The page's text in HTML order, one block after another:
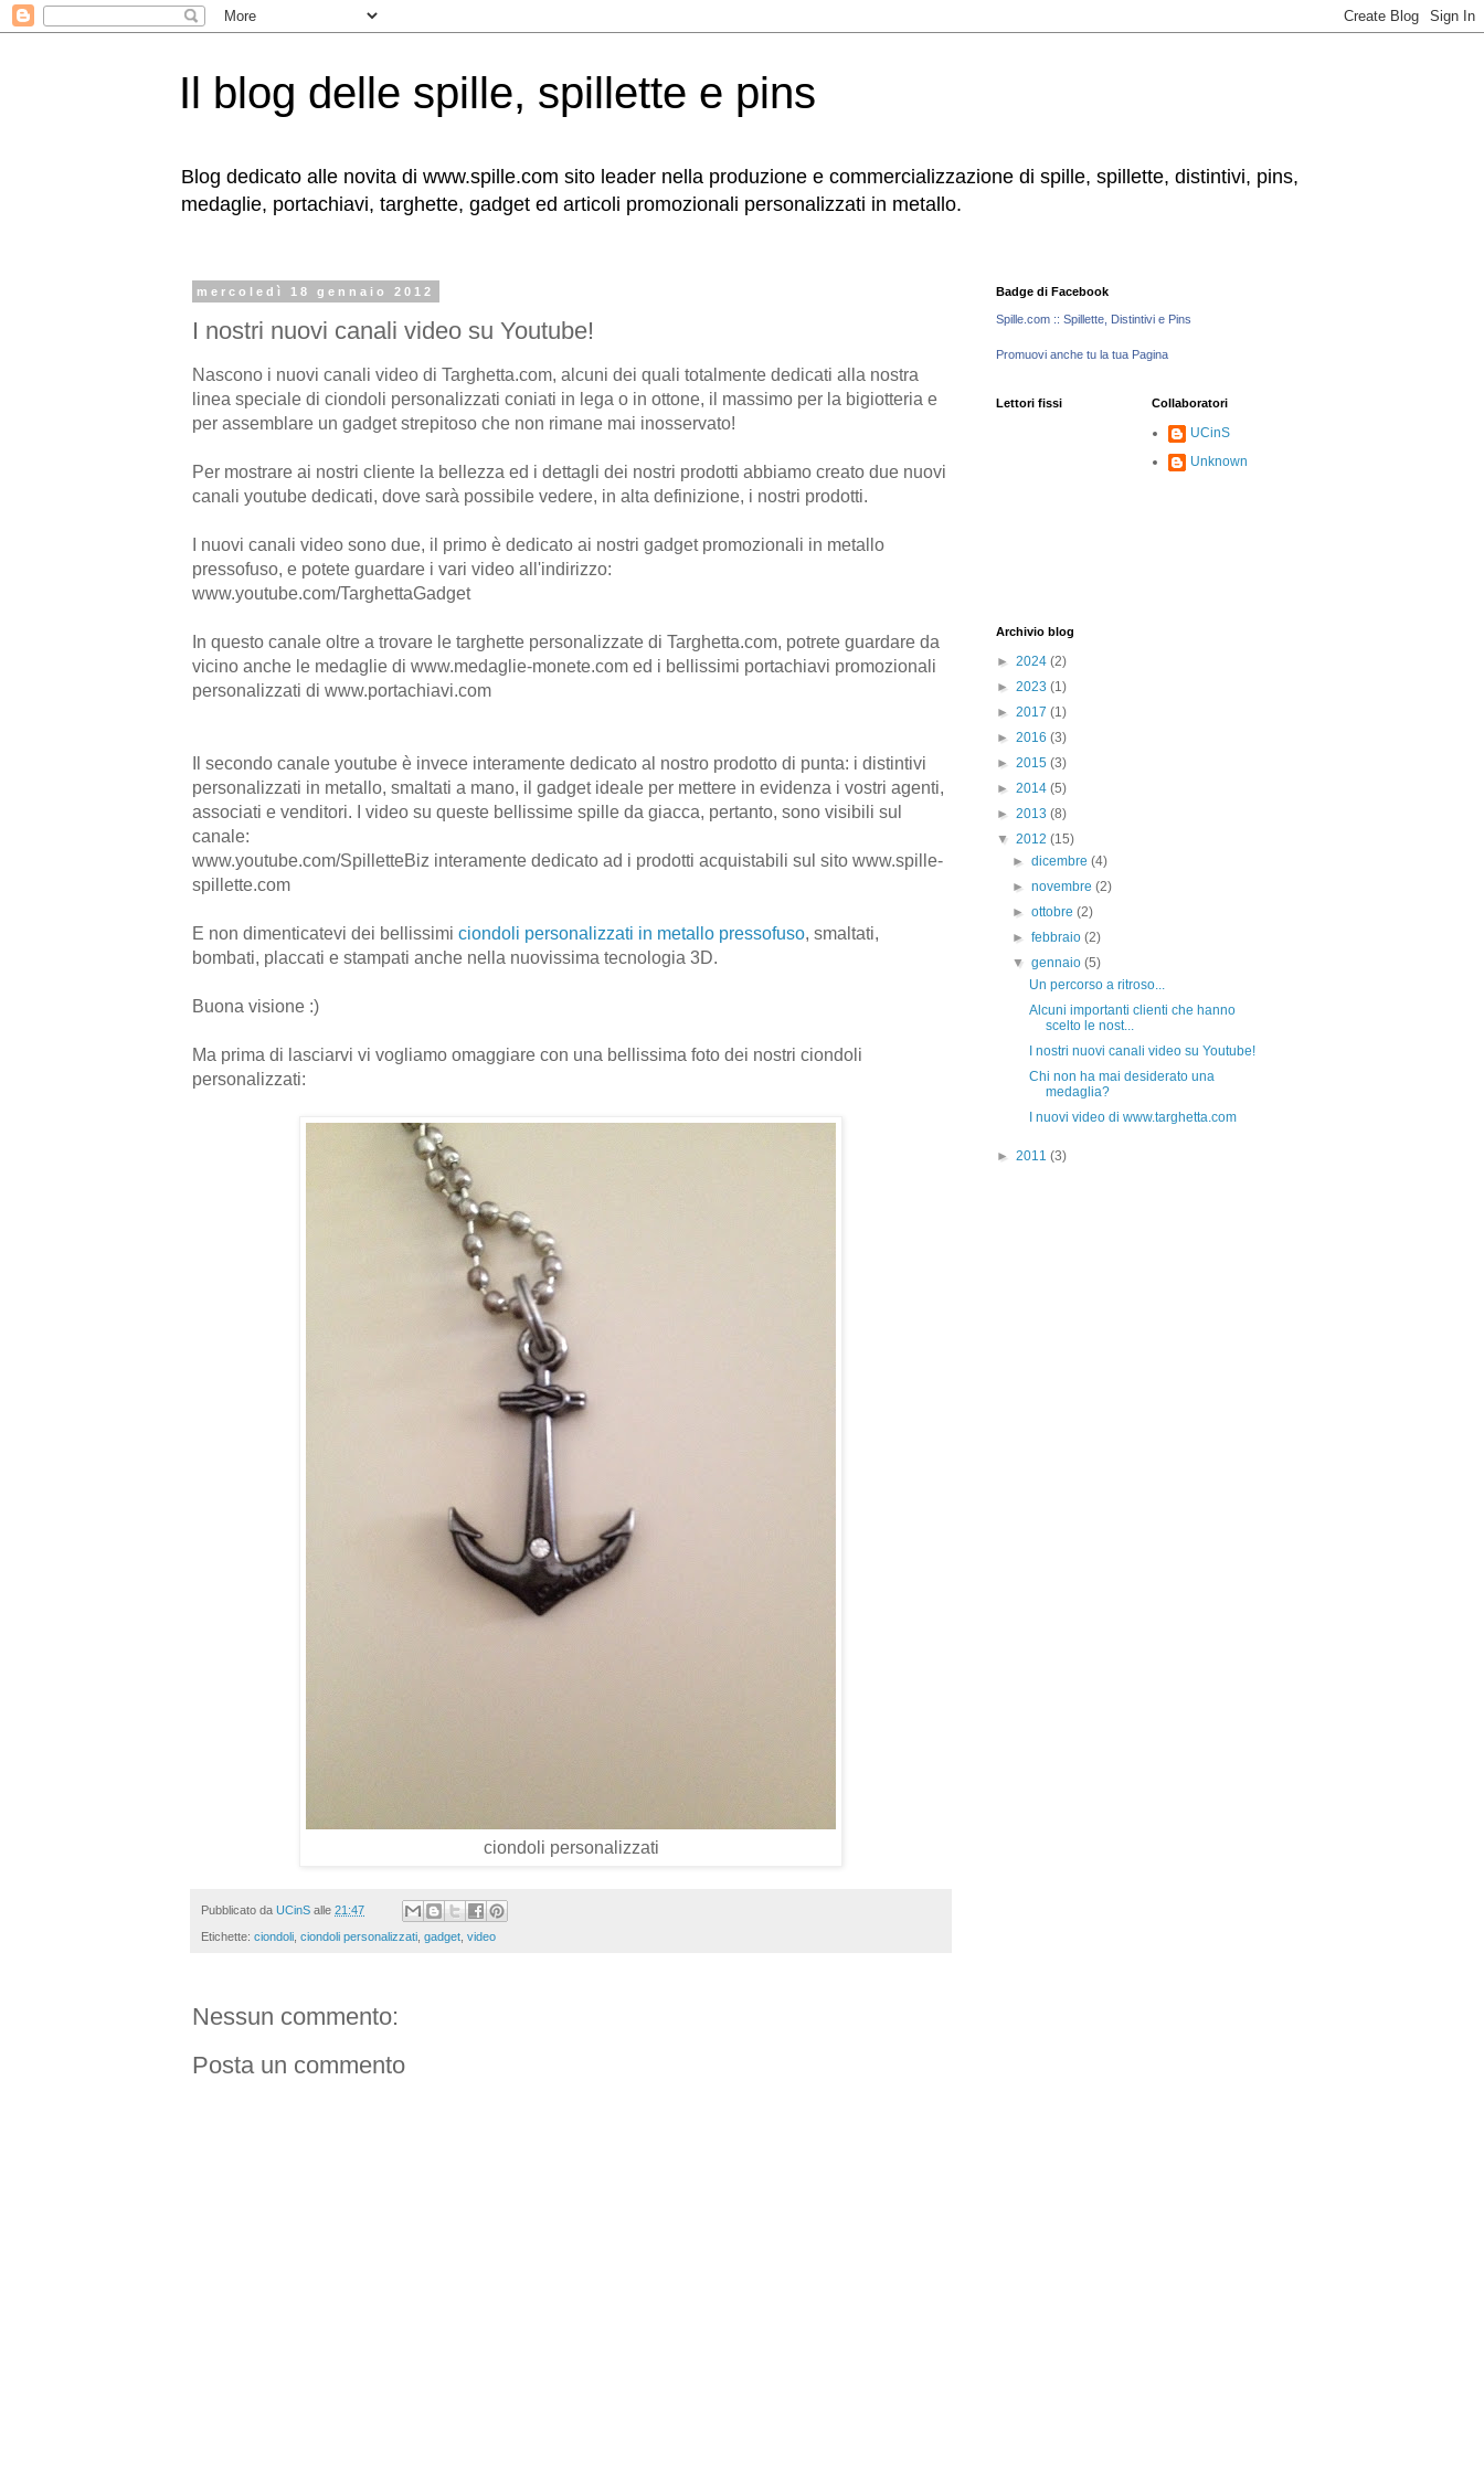
Il blog delle spille, spillette e pins
Blog dedicato alle novita di www.spille.com sito leader nella produzione e commercializzazione di spille, spillette, distintivi, pins,
medaglie, portachiavi, targhette, gadget ed articoli promozionali personalizzati in metallo.
mercoledì 18 gennaio 2012
I nostri nuovi canali video su Youtube!
Nascono i nuovi canali video di Targhetta.com, alcuni dei quali totalmente dedicati alla nostra
linea speciale di ciondoli personalizzati coniati in lega o in ottone, il massimo per la bigiotteria e
per assemblare un gadget strepitoso che non rimane mai inosservato!
Per mostrare ai nostri cliente la bellezza ed i dettagli dei nostri prodotti abbiamo creato due nuovi
canali youtube dedicati, dove sarà possibile vedere, in alta definizione, i nostri prodotti.
I nuovi canali video sono due, il primo è dedicato ai nostri gadget promozionali in metallo
pressofuso, e potete guardare i vari video all'indirizzo:
www.youtube.com/TarghettaGadget
In questo canale oltre a trovare le targhette personalizzate di Targhetta.com, potrete guardare da
vicino anche le medaglie di www.medaglie-monete.com ed i bellissimi portachiavi promozionali
personalizzati di www.portachiavi.com
Il secondo canale youtube è invece interamente dedicato al nostro prodotto di punta: i distintivi
personalizzati in metallo, smaltati a mano, il gadget ideale per mettere in evidenza i vostri agenti,
associati e venditori. I video su queste bellissime spille da giacca, pertanto, sono visibili sul
canale:
www.youtube.com/SpilletteBiz interamente dedicato ad i prodotti acquistabili sul sito www.spille-
spillette.com
E non dimenticatevi dei bellissimi ciondoli personalizzati in metallo pressofuso, smaltati,
bombati, placcati e stampati anche nella nuovissima tecnologia 3D.
Buona visione :)
Ma prima di lasciarvi vi vogliamo omaggiare con una bellissima foto dei nostri ciondoli
personalizzati:
ciondoli personalizzati
Pubblicato da UCinS alle 21:47
Etichette: ciondoli ciondoli personalizzati gadget video
Nessun commento:
Posta un commento
Badge di Facebook
Spille.com :: Spillette, Distintivi e Pins
Promuovi anche tu la tua Pagina
Lettori fissi Collaboratori
UCinS
Unknown
Archivio blog
► 2024 (2)
► 2023 (1)
► 2017 (1)
► 2016 (3)
► 2015 (3)
► 2014 (5)
► 2013 (8)
▼ 2012 (15)
►dicembre(4)
►novembre(2)
►ottobre(2)
►febbraio(2)
▼gennaio(5)
Un percorso a ritroso...
Alcuni importanti clienti che hanno
scelto le nost...
I nostri nuovi canali video su Youtube!
Chi non ha mai desiderato una
medaglia?
I nuovi video di www.targhetta.com
► 2011 (3)